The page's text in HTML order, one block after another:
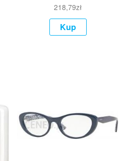
218,79zł
Kup